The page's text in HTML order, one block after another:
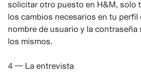
solicitar otro puesto en H&M, solo
los cambios necesarios en tu perfil
nombre de usuario y la contraseña
los mismos.
4 — La entrevista